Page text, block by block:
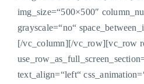
img_size=“500×500″
grayscale=“no“
[/vc_column][/vc_row][vc_row
text_align=“left“